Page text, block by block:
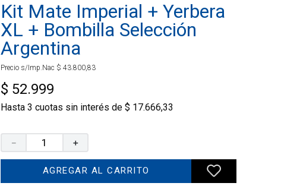
Kit Mate Imperial + Yerbera
XL + Bombilla Selección
Argentina
Precio s/Imp.Nac $ 43.800,83
$ 52.999
Hasta3 cuotas sin interés de$ 17.666,33
＋
－
AGREGAR AL CARRITO